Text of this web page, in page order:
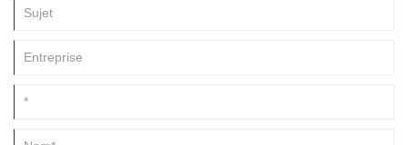
l’automatisation industrielle, les boîtiers métalliques servent de base à